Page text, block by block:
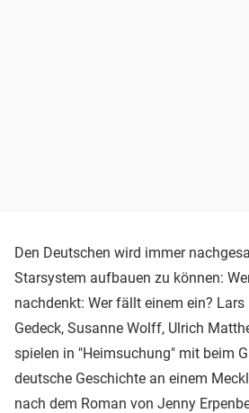
Den Deutschen wird immer
Starsystem aufbauen zu können:
nachdenkt: Wer fällt einem ein? Lars
Gedeck, Susanne Wolff, Ulrich
spielen in "Heimsuchung" mit beim
deutsche Geschichte an einem
nach dem Roman von Jenny